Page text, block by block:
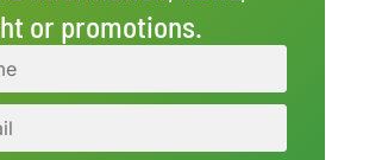
or promotions.